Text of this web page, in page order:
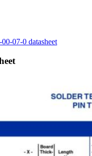
07-0 datasheet